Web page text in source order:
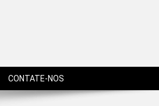
CONTATE-NOS